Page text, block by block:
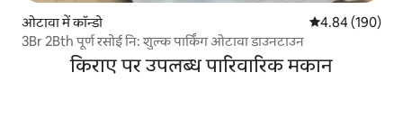
ओटावा में कॉन्डो औसत रेटिंग 5 में से
4.84 (190)
3Br 2Bth पूर्ण रसोई नि: शुल्क पार्किंग ओटावा डाउनटाउन
किराए पर उपलब्ध पारिवारिक मकान